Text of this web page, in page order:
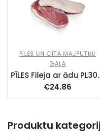
PĪLES UN CITA MAJPUTNU
GAĻA
PĪLES
€24.86
Produktu